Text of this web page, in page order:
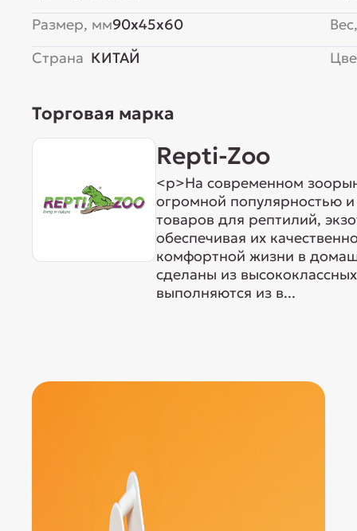
Размер, мм90x45x60
Страна КИТАЙ
Торговая марка
Repti-Zoo
<p>На современном
огромной популярностью
товаров для рептилий,
обеспечивая их
комфортной жизни в
сделаны из
выполняются из в...